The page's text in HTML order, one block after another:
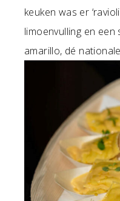
keuken was er
limoenvulling en een
amarillo, dé